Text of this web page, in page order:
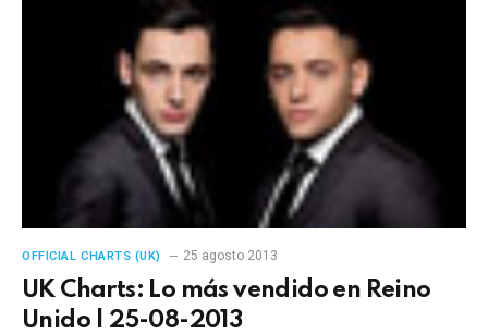
OFFICIAL CHARTS (UK) 25 agosto 2013
UK Charts: Lo más vendido en Reino
Unido | 25-08-2013